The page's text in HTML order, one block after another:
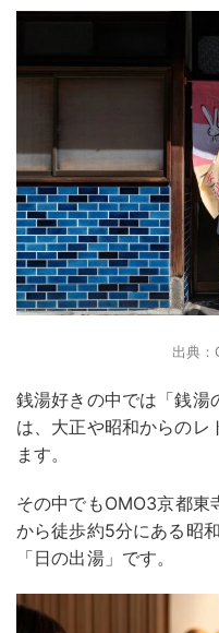
出典
銭湯好きの中では「銭湯
は、大正や昭和からのレ
ます。
その中でもOMO3京都東
から徒歩約5分にある昭
「日の出湯」です。